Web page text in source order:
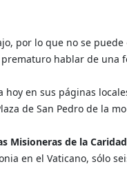
por lo que no se
hablar de una
en sus páginas
de San Pedro de la
Misioneras de la
en el Vaticano, sólo